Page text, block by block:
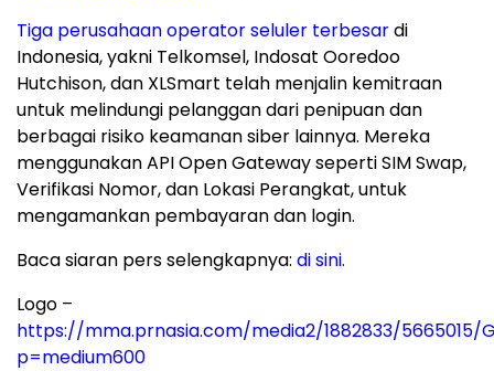
Tiga perusahaan operator seluler terbesardi
Indonesia, yakni Telkomsel, Indosat Ooredoo
Hutchison, dan XLSmart telah menjalin kemitraan
untuk melindungi pelanggan dari penipuan dan
berbagai risiko keamanan siber lainnya. Mereka
menggunakan API Open Gateway seperti SIM Swap,
Verifikasi Nomor, dan Lokasi Perangkat, untuk
mengamankan pembayaran dan login.
Baca siaran pers selengkapnya: di sini.
Logo –
https://mma.prnasia.com/media2/1882833/5665015/
p=medium600